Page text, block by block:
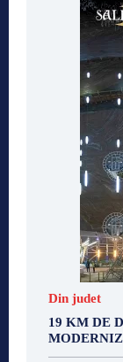
Din judet
19 KM DE